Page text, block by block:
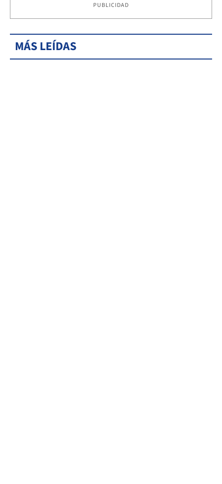
PUBLICIDAD
MÁS LEÍDAS